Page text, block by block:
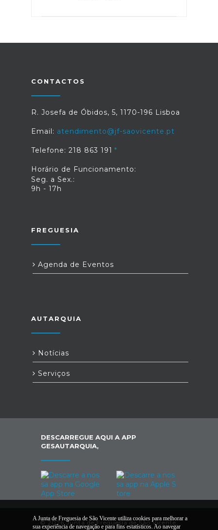
CONTACTOS
R. Josefa de Óbidos, 5, 1170-196 Lisboa
Email: atendimento@jf-saovicente.pt
Telefone: 218 863 191
Horário de Funcionamento:
Seg. a Sex.:
9h - 17h
FREGUESIA
Agenda de Eventos
AUTARQUIA
Notícias
Serviços
DESCARREGUE AQUI A APP
GESAUTARQUIA,
© 2026 Junta de Freguesia de São Vicente.
A Junta de Freguesia de São Vicente utiliza cookies para melhorar a
sua experiência de navegação e para fins estatísticos. Ao navegar